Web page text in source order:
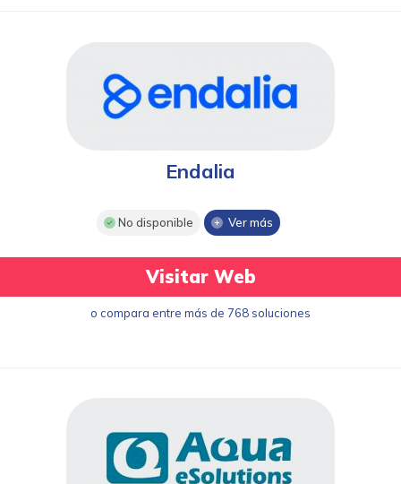
Endalia
No disponible Ver más
Visitar Web
o compara entre más de 768 soluciones